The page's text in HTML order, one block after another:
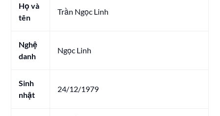
Họ và
tên
Trần Ngọc Linh
Nghệ
danh
Ngọc Linh
Sinh
nhật
24/12/1979